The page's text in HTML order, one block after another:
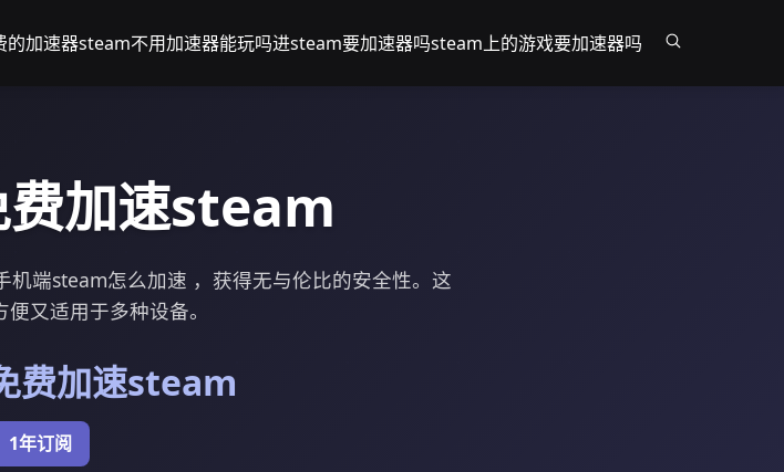
的加速器steam不用加速器能玩吗进steam要加速器吗steam上的游戏要加速器吗
加速steam
端steam怎么加速 ，获得无与伦比的安全性。这
又适用于多种设备。
费加速steam
1年订阅